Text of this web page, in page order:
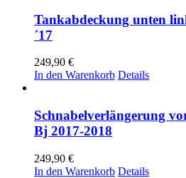
Tankabdeckung unten
´17
249,90 €
In den Warenkorb Details
Schnabelverlängerung
Bj 2017-2018
249,90 €
In den Warenkorb Details